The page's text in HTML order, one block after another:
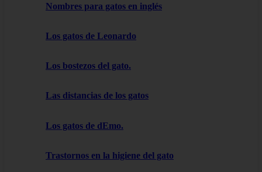
Nombres para gatos en inglés
Los gatos de Leonardo
Los bostezos del gato.
Las distancias de los gatos
Los gatos de dEmo.
Trastornos en la higiene del gato